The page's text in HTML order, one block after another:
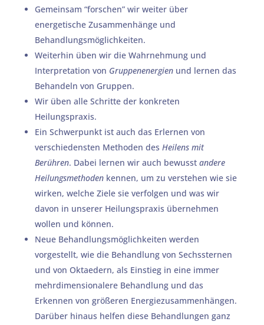
Gemeinsam “forschen” wir weiter über
energetische Zusammenhänge und
Behandlungsmöglichkeiten.
Weiterhin üben wir die Wahrnehmung und
Interpretation von Gruppenenergienund lernen das
Behandeln von Gruppen.
Wir üben alle Schritte der konkreten
Heilungspraxis.
Ein Schwerpunkt ist auch das Erlernen von
verschiedensten Methoden des Heilens mit
Berühren. Dabei lernen wir auch bewusst andere
Heilungsmethodenkennen, um zu verstehen wie sie
wirken, welche Ziele sie verfolgen und was wir
davon in unserer Heilungspraxis übernehmen
wollen und können.
Neue Behandlungsmöglichkeiten werden
vorgestellt, wie die Behandlung von Sechssternen
und von Oktaedern, als Einstieg in eine immer
mehrdimensionalere Behandlung und das
Erkennen von größeren Energiezusammenhängen.
Darüber hinaus helfen diese Behandlungen ganz